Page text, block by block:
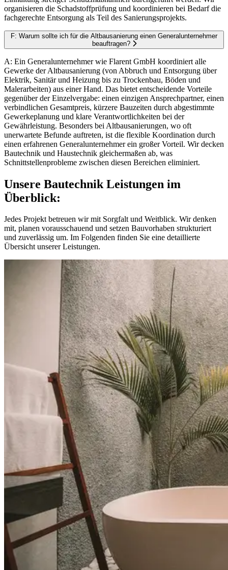
organisieren die Schadstoffprüfung und koordinieren bei Bedarf die
fachgerechte Entsorgung als Teil des Sanierungsprojekts.
F: Warum sollte ich für die Altbausanierung einen Generalunternehmer
beauftragen?
A: Ein Generalunternehmer wie Flarent GmbH koordiniert alle
Gewerke der Altbausanierung (von Abbruch und Entsorgung über
Elektrik, Sanitär und Heizung bis zu Trockenbau, Böden und
Malerarbeiten) aus einer Hand. Das bietet entscheidende Vorteile
gegenüber der Einzelvergabe: einen einzigen Ansprechpartner, einen
verbindlichen Gesamtpreis, kürzere Bauzeiten durch abgestimmte
Gewerkeplanung und klare Verantwortlichkeiten bei der
Gewährleistung. Besonders bei Altbausanierungen, wo oft
unerwartete Befunde auftreten, ist die flexible Koordination durch
einen erfahrenen Generalunternehmer ein großer Vorteil. Wir decken
Bautechnik und Haustechnik gleichermaßen ab, was
Schnittstellenprobleme zwischen diesen Bereichen eliminiert.
Unsere Bautechnik Leistungen im
Überblick:
Jedes Projekt betreuen wir mit Sorgfalt und Weitblick. Wir denken
mit, planen vorausschauend und setzen Bauvorhaben strukturiert
und zuverlässig um. Im Folgenden finden Sie eine detaillierte
Übersicht unserer Leistungen.